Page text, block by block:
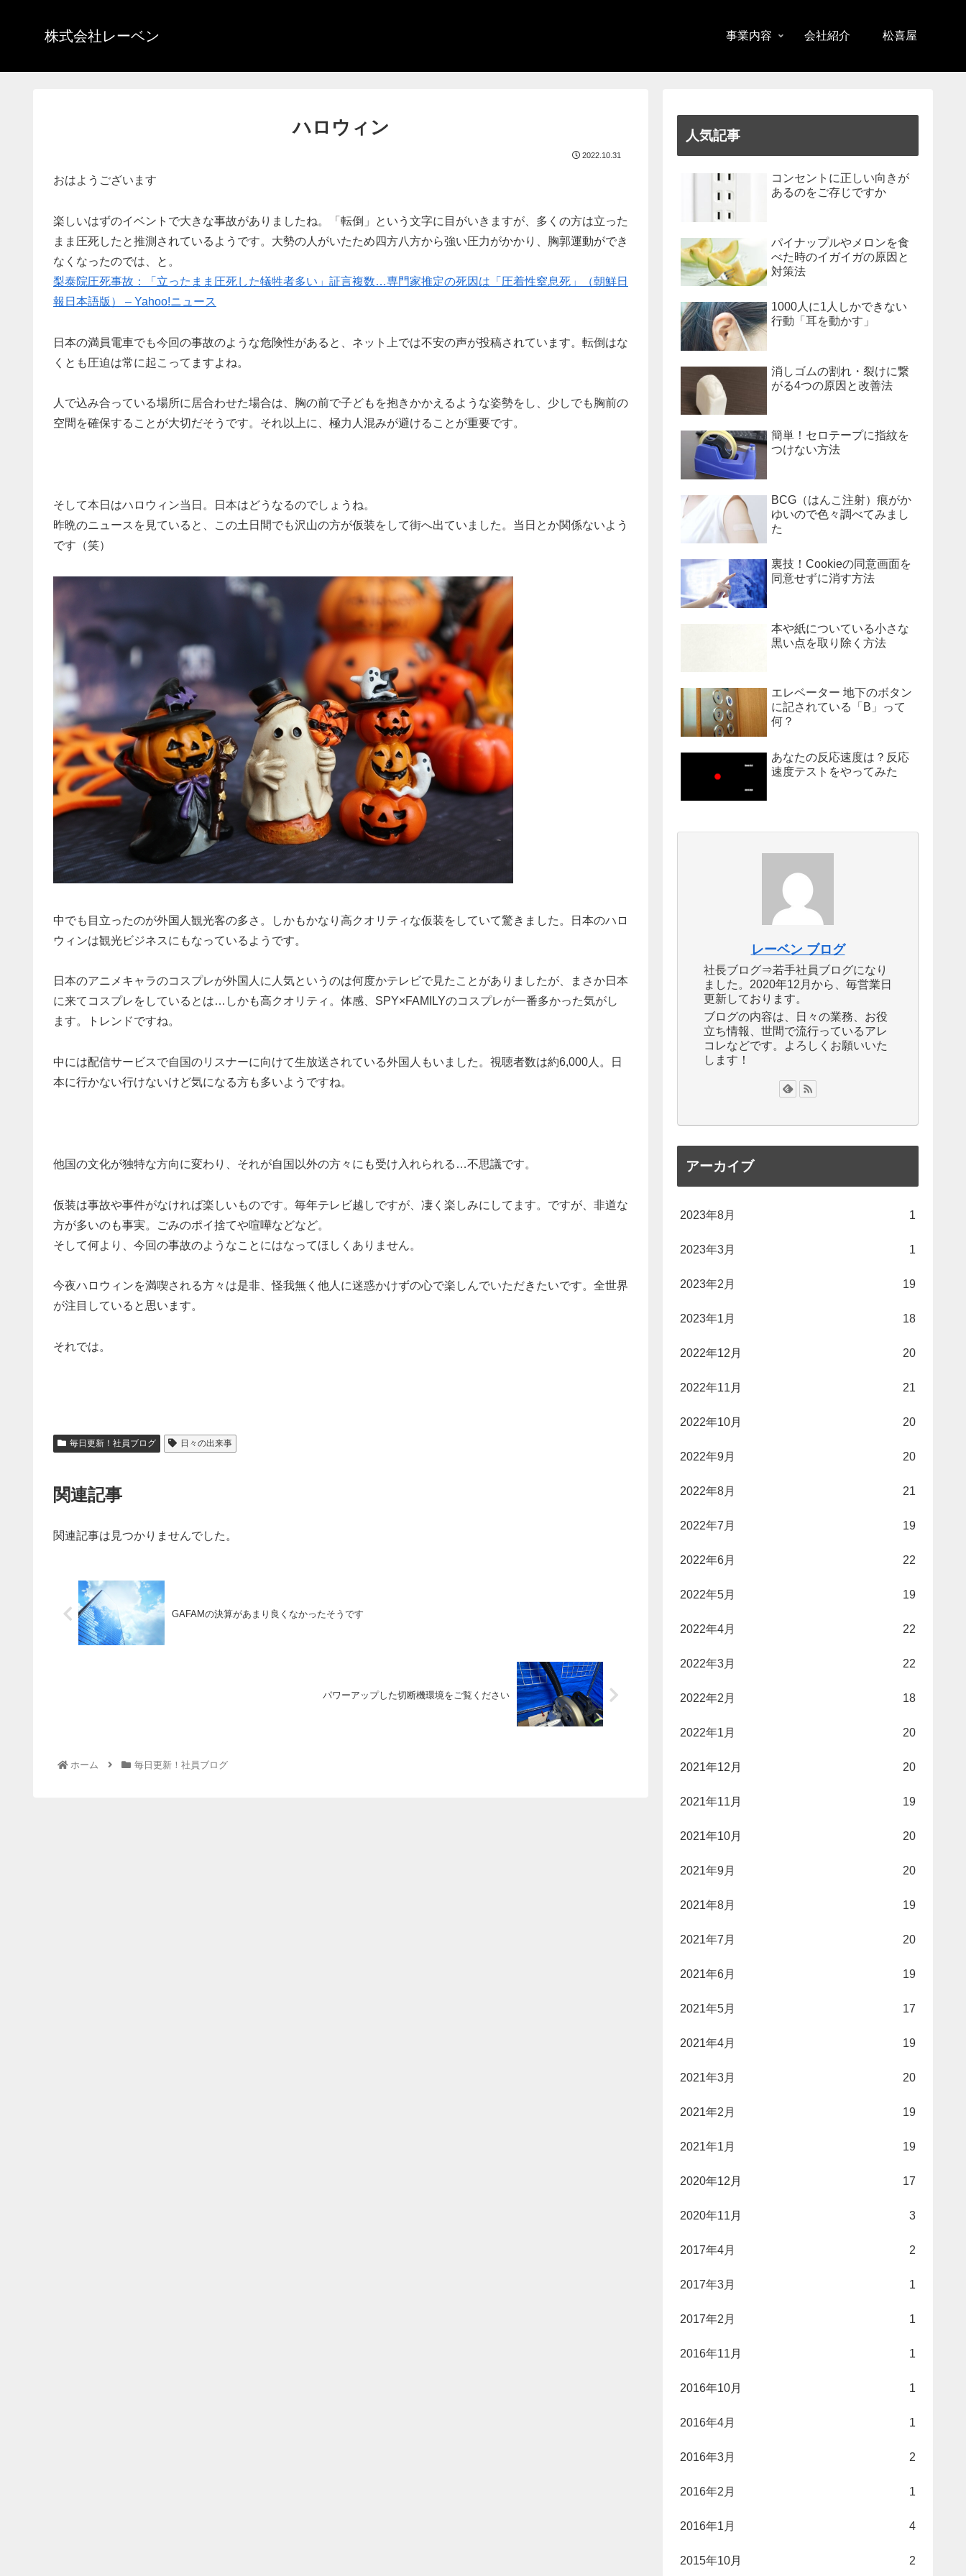
株式会社レーベン 事業内容 会社紹介 松喜屋
ハロウィン
2022.10.31
おはようございます
楽しいはずのイベントで大きな事故がありましたね。「転倒」という文字に目がいきますが、多くの方は立った
まま圧死したと推測されているようです。大勢の人がいたため四方八方から強い圧力がかかり、胸郭運動ができ
なくなったのでは、と。
梨泰院圧死事故：「立ったまま圧死した犠牲者多い」証言複数…専門家推定の死因は「圧着性窒息死」（朝鮮日
報日本語版） – Yahoo!ニュース
日本の満員電車でも今回の事故のような危険性があると、ネット上では不安の声が投稿されています。転倒はな
くとも圧迫は常に起こってますよね。
人で込み合っている場所に居合わせた場合は、胸の前で子どもを抱きかかえるような姿勢をし、少しでも胸前の
空間を確保することが大切だそうです。それ以上に、極力人混みが避けることが重要です。
そして本日はハロウィン当日。日本はどうなるのでしょうね。
昨晩のニュースを見ていると、この土日間でも沢山の方が仮装をして街へ出ていました。当日とか関係ないよう
です（笑）
中でも目立ったのが外国人観光客の多さ。しかもかなり高クオリティな仮装をしていて驚きました。日本のハロ
ウィンは観光ビジネスにもなっているようです。
日本のアニメキャラのコスプレが外国人に人気というのは何度かテレビで見たことがありましたが、まさか日本
に来てコスプレをしているとは…しかも高クオリティ。体感、SPY×FAMILYのコスプレが一番多かった気がし
ます。トレンドですね。
中には配信サービスで自国のリスナーに向けて生放送されている外国人もいました。視聴者数は約6,000人。日
本に行かない行けないけど気になる方も多いようですね。
他国の文化が独特な方向に変わり、それが自国以外の方々にも受け入れられる…不思議です。
仮装は事故や事件がなければ楽しいものです。毎年テレビ越しですが、凄く楽しみにしてます。ですが、非道な
方が多いのも事実。ごみのポイ捨てや喧嘩などなど。
そして何より、今回の事故のようなことにはなってほしくありません。
今夜ハロウィンを満喫される方々は是非、怪我無く他人に迷惑かけずの心で楽しんでいただきたいです。全世界
が注目していると思います。
それでは。
毎日更新！社員ブログ 日々の出来事
関連記事
関連記事は見つかりませんでした。
GAFAMの決算があまり良くなかったそうです
パワーアップした切断機環境をご覧ください
ホーム 毎日更新！社員ブログ
人気記事
コンセントに正しい向きが
あるのをご存じですか
パイナップルやメロンを食
べた時のイガイガの原因と
対策法
1000人に1人しかできない
行動「耳を動かす」
消しゴムの割れ・裂けに繋
がる4つの原因と改善法
簡単！セロテープに指紋を
つけない方法
BCG（はんこ注射）痕がか
ゆいので色々調べてみまし
た
裏技！Cookieの同意画面を
同意せずに消す方法
本や紙についている小さな
黒い点を取り除く方法
エレベーター 地下のボタン
に記されている「B」って
何？
あなたの反応速度は？反応
速度テストをやってみた
レーベン ブログ
社長ブログ⇒若手社員ブログになり
ました。2020年12月から、毎営業日
更新しております。
ブログの内容は、日々の業務、お役
立ち情報、世間で流行っているアレ
コレなどです。よろしくお願いいた
します！
アーカイブ
2023年8月 1
2023年3月 1
2023年2月 19
2023年1月 18
2022年12月 20
2022年11月 21
2022年10月 20
2022年9月 20
2022年8月 21
2022年7月 19
2022年6月 22
2022年5月 19
2022年4月 22
2022年3月 22
2022年2月 18
2022年1月 20
2021年12月 20
2021年11月 19
2021年10月 20
2021年9月 20
2021年8月 19
2021年7月 20
2021年6月 19
2021年5月 17
2021年4月 19
2021年3月 20
2021年2月 19
2021年1月 19
2020年12月 17
2020年11月 3
2017年4月 2
2017年3月 1
2017年2月 1
2016年11月 1
2016年10月 1
2016年4月 1
2016年3月 2
2016年2月 1
2016年1月 4
2015年10月 2